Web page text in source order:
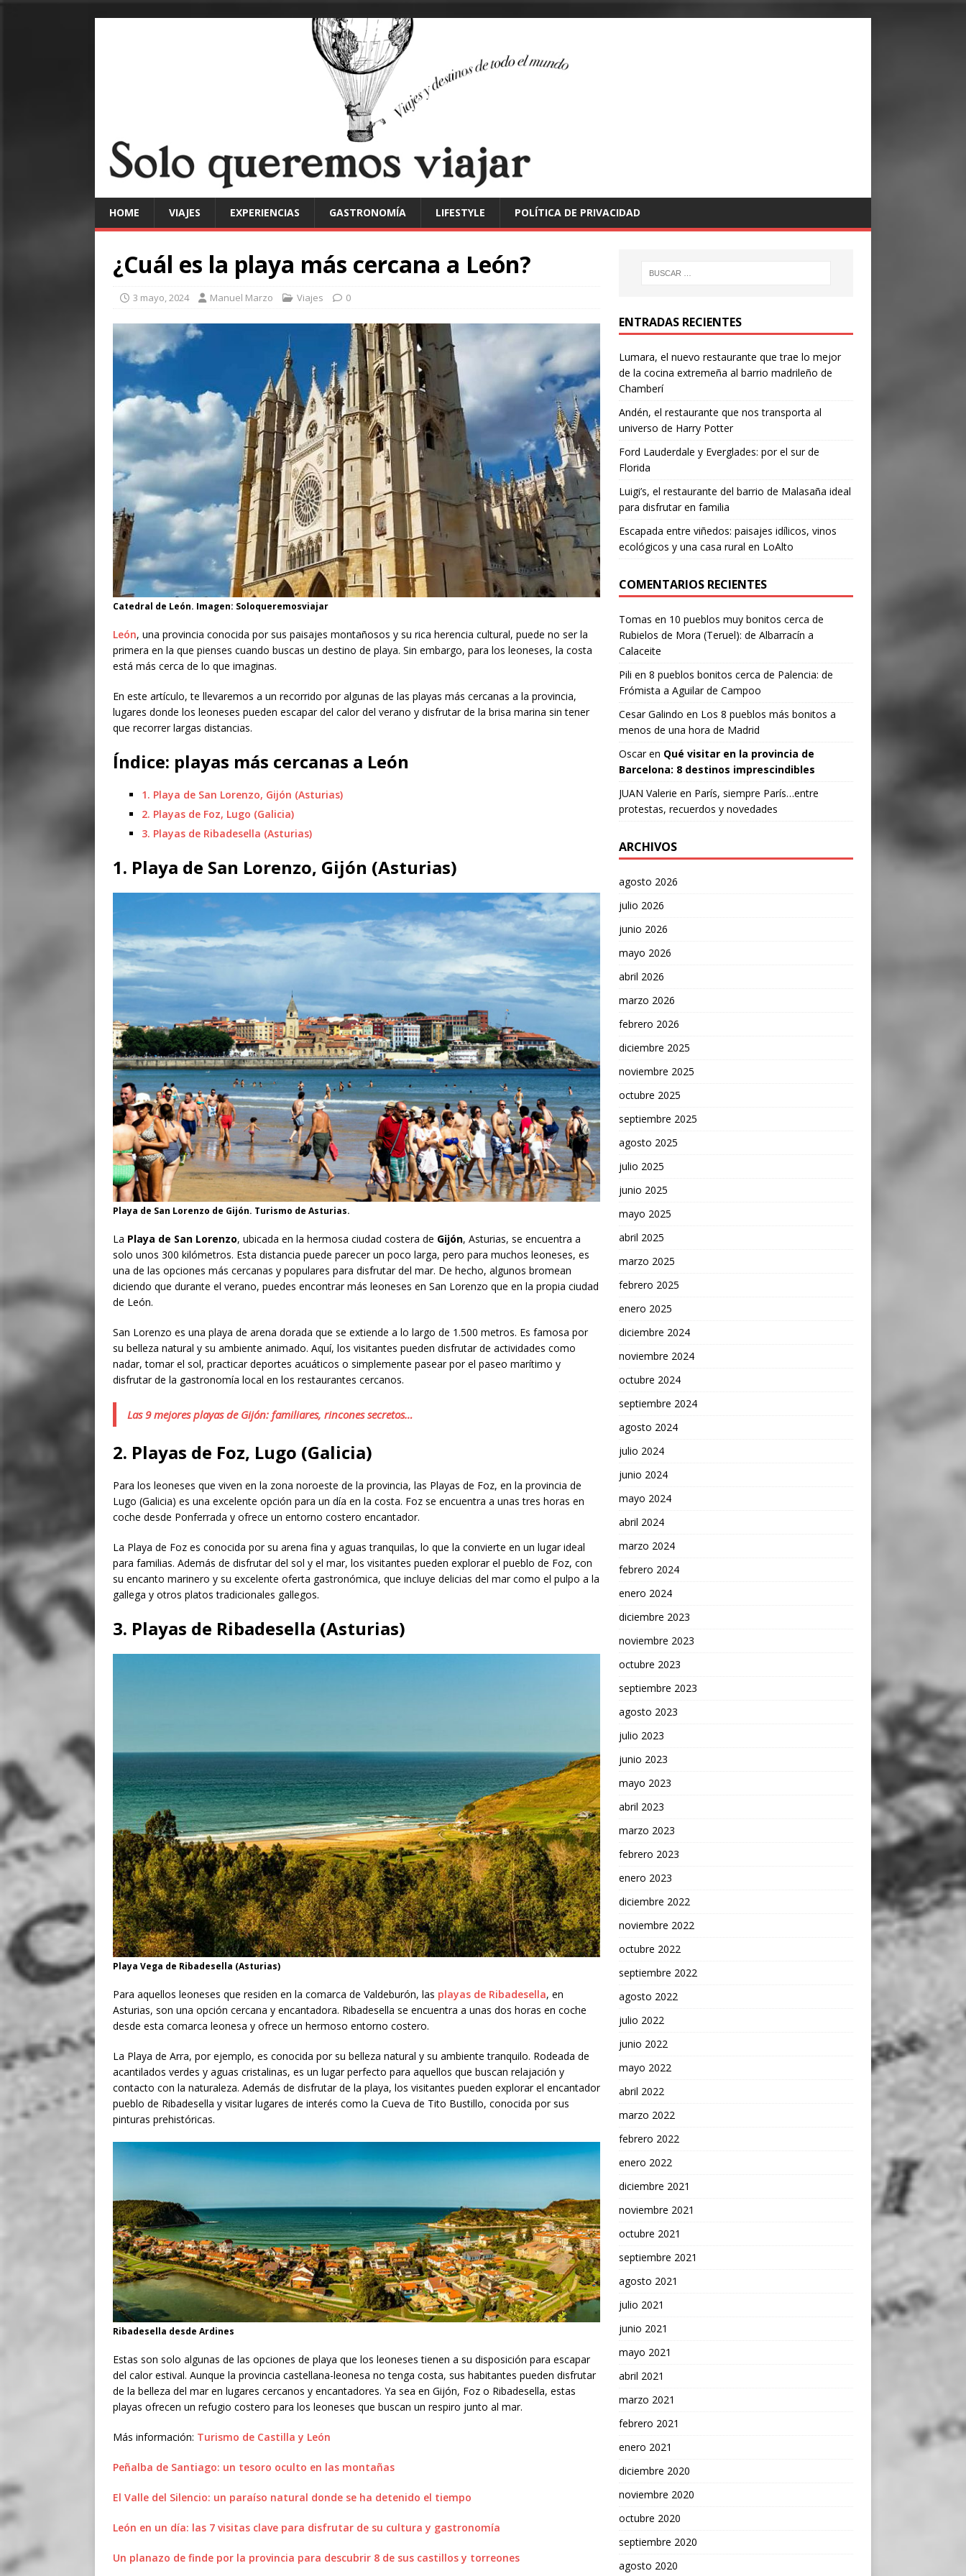
HOME VIAJES EXPERIENCIAS GASTRONOMÍA LIFESTYLE POLÍTICA DE PRIVACIDAD
¿Cuál es la playa más cercana a León?
3 mayo, 2024 Manuel Marzo Viajes 0
Catedral de León. Imagen: Soloqueremosviajar
León, una provincia conocida por sus paisajes montañosos y su rica herencia cultural, puede no ser la
primera en la que pienses cuando buscas un destino de playa. Sin embargo, para los leoneses, la costa
está más cerca de lo que imaginas.
En este artículo, te llevaremos a un recorrido por algunas de las playas más cercanas a la provincia,
lugares donde los leoneses pueden escapar del calor del verano y disfrutar de la brisa marina sin tener
que recorrer largas distancias.
Índice: playas más cercanas a León
1. Playa de San Lorenzo, Gijón (Asturias)
2. Playas de Foz, Lugo (Galicia)
3. Playas de Ribadesella (Asturias)
1. Playa de San Lorenzo, Gijón (Asturias)
Playa de San Lorenzo de Gijón. Turismo de Asturias.
La Playa de San Lorenzo, ubicada en la hermosa ciudad costera de Gijón, Asturias, se encuentra a
solo unos 300 kilómetros. Esta distancia puede parecer un poco larga, pero para muchos leoneses, es
una de las opciones más cercanas y populares para disfrutar del mar. De hecho, algunos bromean
diciendo que durante el verano, puedes encontrar más leoneses en San Lorenzo que en la propia ciudad
de León.
San Lorenzo es una playa de arena dorada que se extiende a lo largo de 1.500 metros. Es famosa por
su belleza natural y su ambiente animado. Aquí, los visitantes pueden disfrutar de actividades como
nadar, tomar el sol, practicar deportes acuáticos o simplemente pasear por el paseo marítimo y
disfrutar de la gastronomía local en los restaurantes cercanos.
Las 9 mejores playas de Gijón: familiares, rincones secretos…
2. Playas de Foz, Lugo (Galicia)
Para los leoneses que viven en la zona noroeste de la provincia, las Playas de Foz, en la provincia de
Lugo (Galicia) es una excelente opción para un día en la costa. Foz se encuentra a unas tres horas en
coche desde Ponferrada y ofrece un entorno costero encantador.
La Playa de Foz es conocida por su arena fina y aguas tranquilas, lo que la convierte en un lugar ideal
para familias. Además de disfrutar del sol y el mar, los visitantes pueden explorar el pueblo de Foz, con
su encanto marinero y su excelente oferta gastronómica, que incluye delicias del mar como el pulpo a la
gallega y otros platos tradicionales gallegos.
3. Playas de Ribadesella (Asturias)
Playa Vega de Ribadesella (Asturias)
Para aquellos leoneses que residen en la comarca de Valdeburón, las playas de Ribadesella, en
Asturias, son una opción cercana y encantadora. Ribadesella se encuentra a unas dos horas en coche
desde esta comarca leonesa y ofrece un hermoso entorno costero.
La Playa de Arra, por ejemplo, es conocida por su belleza natural y su ambiente tranquilo. Rodeada de
acantilados verdes y aguas cristalinas, es un lugar perfecto para aquellos que buscan relajación y
contacto con la naturaleza. Además de disfrutar de la playa, los visitantes pueden explorar el encantador
pueblo de Ribadesella y visitar lugares de interés como la Cueva de Tito Bustillo, conocida por sus
pinturas prehistóricas.
Ribadesella desde Ardines
Estas son solo algunas de las opciones de playa que los leoneses tienen a su disposición para escapar
del calor estival. Aunque la provincia castellana-leonesa no tenga costa, sus habitantes pueden disfrutar
de la belleza del mar en lugares cercanos y encantadores. Ya sea en Gijón, Foz o Ribadesella, estas
playas ofrecen un refugio costero para los leoneses que buscan un respiro junto al mar.
Más información: Turismo de Castilla y León
Peñalba de Santiago: un tesoro oculto en las montañas
El Valle del Silencio: un paraíso natural donde se ha detenido el tiempo
León en un día: las 7 visitas clave para disfrutar de su cultura y gastronomía
Un planazo de finde por la provincia para descubrir 8 de sus castillos y torreones
ENTRADAS RECIENTES
Lumara, el nuevo restaurante que trae lo mejor
de la cocina extremeña al barrio madrileño de
Chamberí
Andén, el restaurante que nos transporta al
universo de Harry Potter
Ford Lauderdale y Everglades: por el sur de
Florida
Luigi’s, el restaurante del barrio de Malasaña ideal
para disfrutar en familia
Escapada entre viñedos: paisajes idílicos, vinos
ecológicos y una casa rural en LoAlto
COMENTARIOS RECIENTES
Tomas en 10 pueblos muy bonitos cerca de
Rubielos de Mora (Teruel): de Albarracín a
Calaceite
Pili en 8 pueblos bonitos cerca de Palencia: de
Frómista a Aguilar de Campoo
Cesar Galindo en Los 8 pueblos más bonitos a
menos de una hora de Madrid
Oscaren Qué visitar en la provincia de
Barcelona: 8 destinos imprescindibles
JUAN Valerie en París, siempre París…entre
protestas, recuerdos y novedades
ARCHIVOS
agosto 2026
julio 2026
junio 2026
mayo 2026
abril 2026
marzo 2026
febrero 2026
diciembre 2025
noviembre 2025
octubre 2025
septiembre 2025
agosto 2025
julio 2025
junio 2025
mayo 2025
abril 2025
marzo 2025
febrero 2025
enero 2025
diciembre 2024
noviembre 2024
octubre 2024
septiembre 2024
agosto 2024
julio 2024
junio 2024
mayo 2024
abril 2024
marzo 2024
febrero 2024
enero 2024
diciembre 2023
noviembre 2023
octubre 2023
septiembre 2023
agosto 2023
julio 2023
junio 2023
mayo 2023
abril 2023
marzo 2023
febrero 2023
enero 2023
diciembre 2022
noviembre 2022
octubre 2022
septiembre 2022
agosto 2022
julio 2022
junio 2022
mayo 2022
abril 2022
marzo 2022
febrero 2022
enero 2022
diciembre 2021
noviembre 2021
octubre 2021
septiembre 2021
agosto 2021
julio 2021
junio 2021
mayo 2021
abril 2021
marzo 2021
febrero 2021
enero 2021
diciembre 2020
noviembre 2020
octubre 2020
septiembre 2020
agosto 2020